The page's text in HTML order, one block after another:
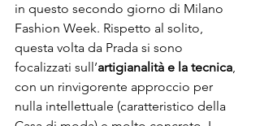
in questo secondo giorno di Milano
Fashion Week. Rispetto al solito,
questa volta da Prada si sono
focalizzati sull’artigianalità e la tecnica,
con un rinvigorente approccio per
nulla intellettuale (caratteristico della